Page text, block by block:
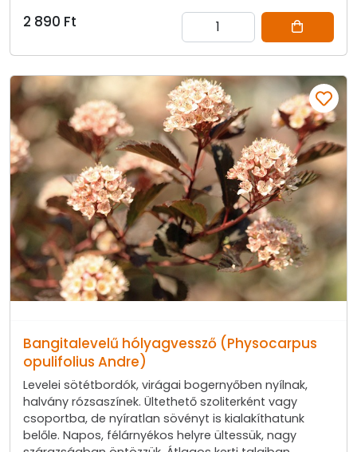
2 890 Ft
Bangitalevelű hólyagvessző (Physocarpus
opulifolius Andre)
Levelei sötétbordók, virágai bogernyőben nyílnak,
halvány rózsaszínek. Ültethető szoliterként vagy
csoportba, de nyíratlan sövényt is kialakíthatunk
belőle. Napos, félárnyékos helyre ültessük, nagy